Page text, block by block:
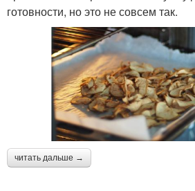
готовности, но это не совсем так.
читать дальше →